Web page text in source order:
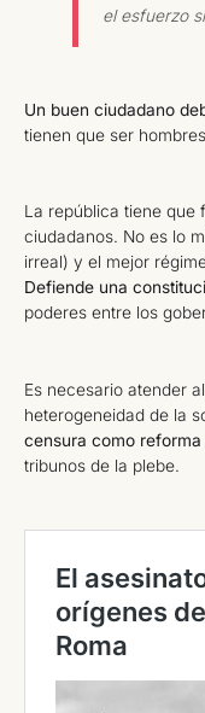
el esfuerzo
Un buen ciudadano
tienen que ser
La república tiene que
ciudadanos. No es lo
irreal) y el mejor
Defiende una
poderes entre los
Es necesario atender
heterogeneidad de la
censura como reforma
tribunos de la plebe.